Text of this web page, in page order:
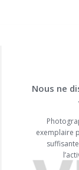
Nous ne
exemplaire